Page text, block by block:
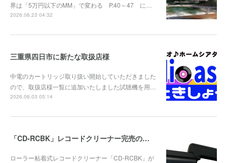
界は「5万円以下のMM」で変わる P.40～47 に…
2026.06.23 04:32
三重県四日市に新たな取扱店様
中電のカートリッジ取り扱い開始していただきました
ので、取扱店様一覧に追加いたしました試聴機を用…
2026.06.03 05:14
「CD-RCBK」レコードクリーナー完売のお知らせ
ローラー粘着式レコードクリーナー「CD-RCBK」が